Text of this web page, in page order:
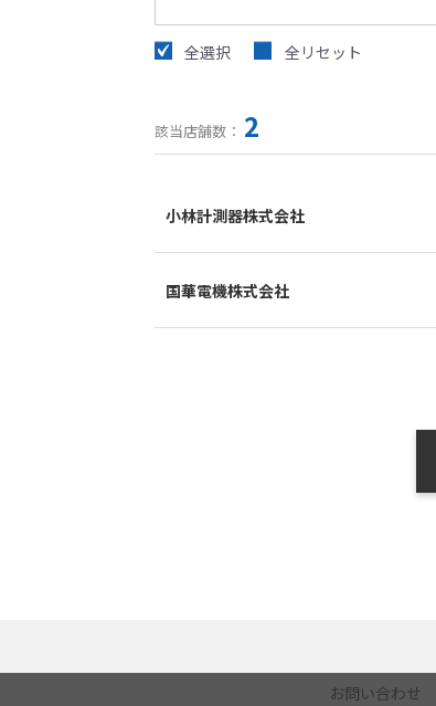
全選択 全リセット
該当店舗数： 2
小林計測器株式会社
国華電機株式会社
お問い合わせ